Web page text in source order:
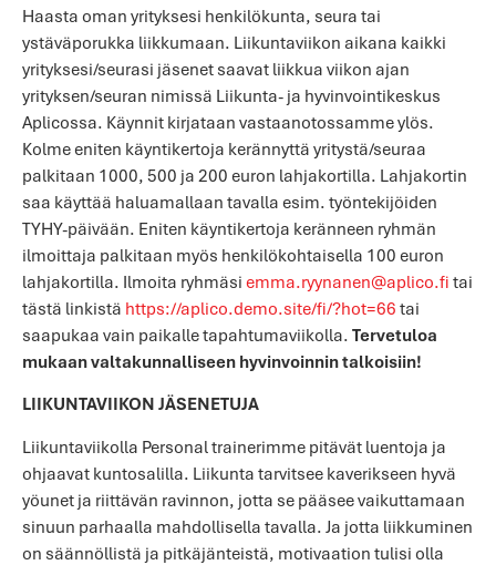
Haasta oman yrityksesi henkilökunta, seura tai
ystäväporukka liikkumaan. Liikuntaviikon aikana kaikki
yrityksesi/seurasi jäsenet saavat liikkua viikon ajan
yrityksen/seuran nimissä Liikunta- ja hyvinvointikeskus
Aplicossa. Käynnit kirjataan vastaanotossamme ylös.
Kolme eniten käyntikertoja kerännyttä yritystä/seuraa
palkitaan 1000, 500 ja 200 euron lahjakortilla. Lahjakortin
saa käyttää haluamallaan tavalla esim. työntekijöiden
TYHY-päivään. Eniten käyntikertoja keränneen ryhmän
ilmoittaja palkitaan myös henkilökohtaisella 100 euron
lahjakortilla. Ilmoita ryhmäsi emma.ryynanen@aplico.fi tai
tästä linkistä https://aplico.demo.site/fi/?hot=66 tai
saapukaa vain paikalle tapahtumaviikolla. Tervetuloa
mukaan valtakunnalliseen hyvinvoinnin talkoisiin!
LIIKUNTAVIIKON JÄSENETUJA
Liikuntaviikolla Personal trainerimme pitävät luentoja ja
ohjaavat kuntosalilla. Liikunta tarvitsee kaverikseen hyvä
yöunet ja riittävän ravinnon, jotta se pääsee vaikuttamaan
sinuun parhaalla mahdollisella tavalla. Ja jotta liikkuminen
on säännöllistä ja pitkäjänteistä, motivaation tulisi olla